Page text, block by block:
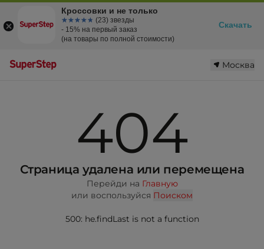
Москва
404
Страница удалена или перемещена
Перейди на Главную
или воспользуйся Поиском
500: he.findLast is not a function
Кроссовки и не только
☆☆☆☆☆
★★★★★ (23) звезды
- 15% на первый заказ
(на товары по полной стоимости)
Скачать